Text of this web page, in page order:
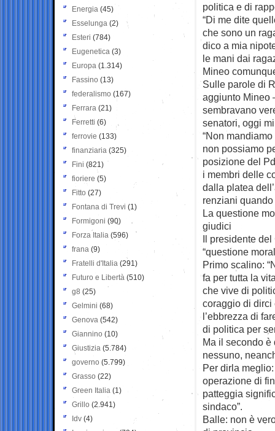
politica e di
“Di me dite
che sono un
dico a mia
le mani dai
Mineo
Sulle parole di
aggiunto Mineo
sembravano
senatori, oggi
“Non
non possiamo
posizione del
i membri delle
dalla platea
renziani
La questione
giudici
Il presidente
“questione
Primo scalino:
fa per tutta la
che vive di
coraggio di dirci
l’ebbrezza di
di politica per
Ma il secondo è
nessuno,
Per dirla
operazione di
patteggia
sindaco”.
Balle: non è
Energia (45)
Esselunga (2)
Esteri (784)
Eugenetica (3)
Europa (1.314)
Fassino (13)
federalismo (167)
Ferrara (21)
Ferretti (6)
ferrovie (133)
finanziaria (325)
Fini (821)
fioriere (5)
Fitto (27)
Fontana di Trevi (1)
Formigoni (90)
Forza Italia (596)
frana (9)
Fratelli d'Italia (291)
Futuro e Libertà (510)
g8 (25)
Gelmini (68)
Genova (542)
Giannino (10)
Giustizia (5.784)
governo (5.799)
Grasso (22)
Green Italia (1)
Grillo (2.941)
Idv (4)